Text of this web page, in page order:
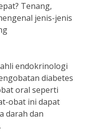
Tenang,
jenis-jenis
endokrinologi
diabetes
oral seperti
obat ini dapat
darah dan